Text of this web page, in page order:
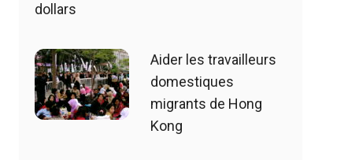
dollars
Aider les travailleurs
domestiques
migrants de Hong
Kong